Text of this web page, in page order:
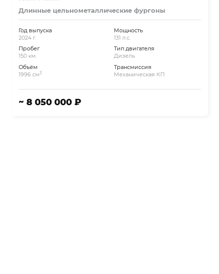
Длинные цельнометаллические фургоны
Год выпуска
2024 г.
Пробег
150 км.
Объём
1996 см3
Мощность
131 л.с.
Тип двигателя
Дизель
Трансмиссия
Механическая КП
~ 8 050 000 ₽